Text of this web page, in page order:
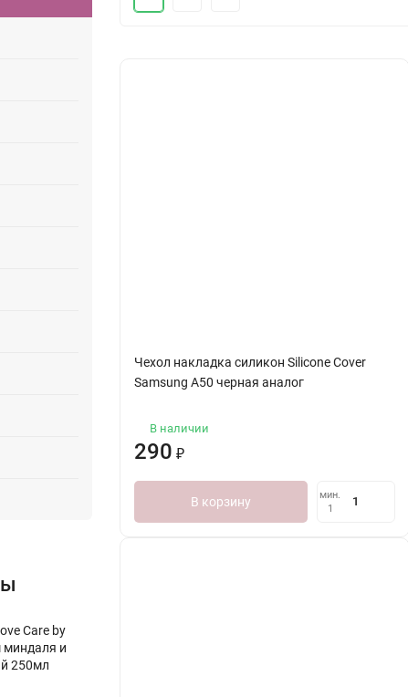
Care by
миндаля и
250мл
Чехол накладка силикон Silicone Cover
Samsung A50 черная аналог
В наличии
290 ₽
В корзину
мин.
1